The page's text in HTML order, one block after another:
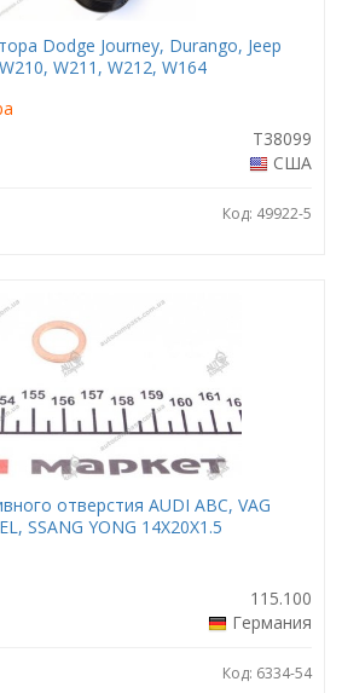
Dodge Journey, Durango, Jeep
W211, W212, W164
T38099
США
Код: 49922-5
отверстия AUDI ABC, VAG
SSANG YONG 14X20X1.5
115.100
Германия
Код: 6334-54